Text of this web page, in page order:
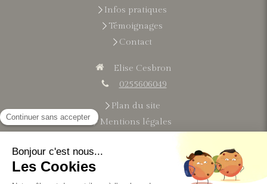
Infos pratiques
Témoignages
Contact
Elise Cesbron
0255606049
Plan du site
Mentions légales
Du